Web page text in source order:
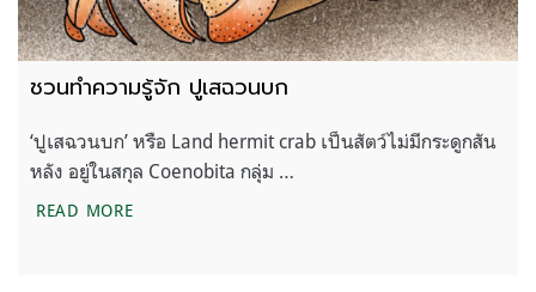
ชวนทำความรู้จัก ปูเสฉวนบก
‘ปูเสฉวนบก’ หรือ Land hermit crab เป็นสัตว์ไม่มีกระดูกสัน
หลัง อยู่ในสกุล Coenobita กลุ่ม …
READ MOREชวนทำความรู้จัก ปูเสฉวนบก